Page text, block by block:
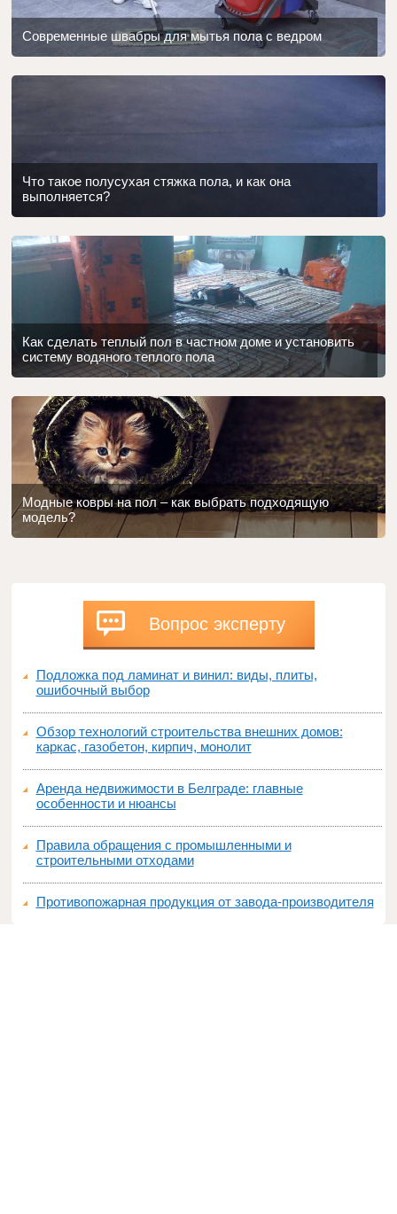
Современные швабры для мытья пола с ведром
Что такое полусухая стяжка пола, и как она
выполняется?
Как сделать теплый пол в частном доме и установить
систему водяного теплого пола
Модные ковры на пол – как выбрать подходящую
модель?
Вопрос эксперту
Подложка под ламинат и винил: виды, плиты,
ошибочный выбор
Обзор технологий строительства внешних домов:
каркас, газобетон, кирпич, монолит
Аренда недвижимости в Белграде: главные
особенности и нюансы
Правила обращения с промышленными и
строительными отходами
Противопожарная продукция от завода-производителя